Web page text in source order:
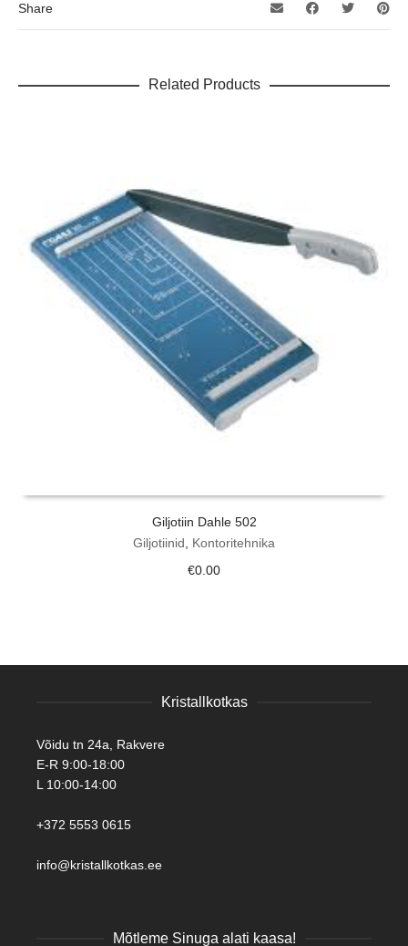
Share
Related Products
Giljotiin Dahle 502
Giljotiinid, Kontoritehnika
€0.00
Kristallkotkas
Võidu tn 24a, Rakvere
E-R 9:00-18:00
L 10:00-14:00
+372 5553 0615
info@kristallkotkas.ee
Mõtleme Sinuga alati kaasa!